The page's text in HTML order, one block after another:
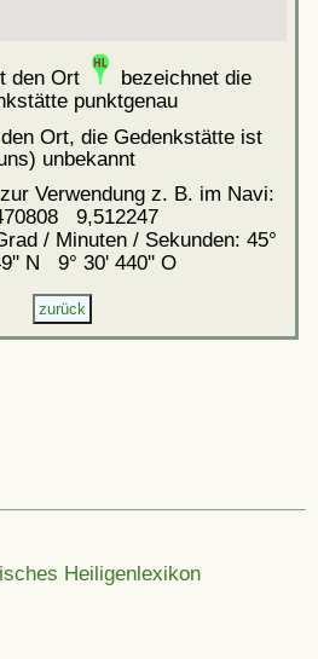
den Ort
bezeichnet die
punktgenau
Ort, die Gedenkstätte ist
unbekannt
Verwendung z. B. im Navi:
9,512247
/ Minuten / Sekunden: 45°
N 9° 30' 440'' O
Heiligenlexikon